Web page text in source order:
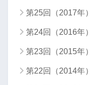
第25回（2017年）
第24回（2016年）
第23回（2015年）
第22回（2014年）